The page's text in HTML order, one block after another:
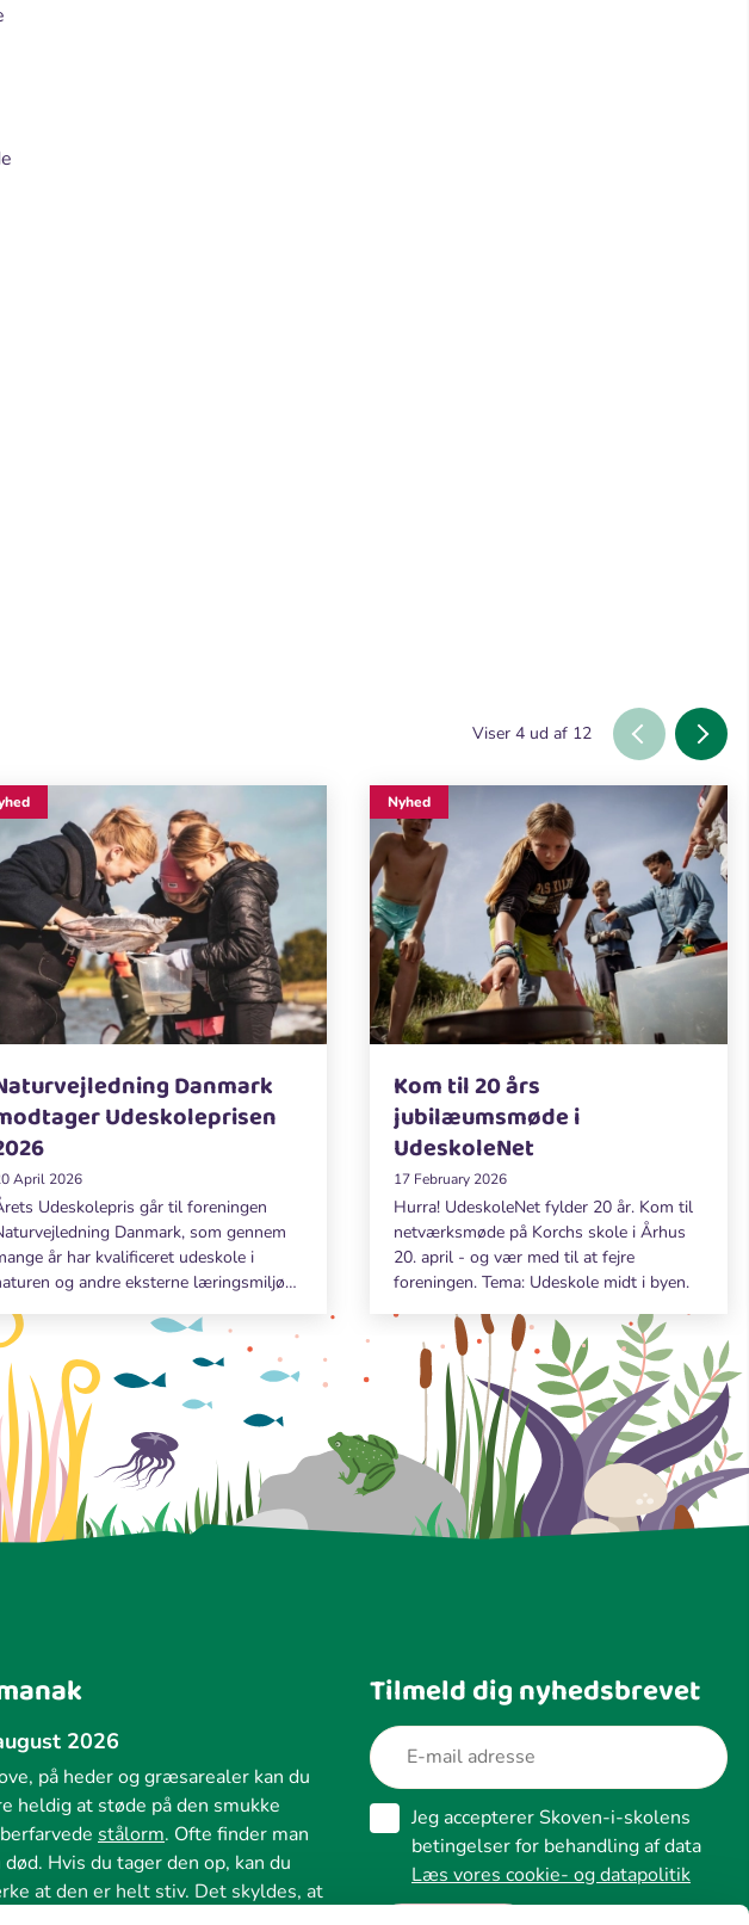
Viser 4ud af 12
Danmark
Udeskoleprisen
April 2026
Udeskolepris går til foreningen
Danmark, som gennem
år har kvalificeret udeskole i
og andre eksterne læringsmiljøer.
Med prisen følger et diplom og et
æbletræ.
Kom til 20 års
jubilæumsmøde i
UdeskoleNet
17 February 2026
Hurra! UdeskoleNet fylder 20 år. Kom til
netværksmøde på Korchs skole i Århus
20. april - og vær med til at fejre
foreningen. Tema: Udeskole midt i byen.
Nyhed
2026
på heder og græsarealer kan du
heldig at støde på den smukke
stålorm. Ofte finder man
død. Hvis du tager den op, kan du
at den er helt stiv. Det skyldes, at
Tilmeld dig nyhedsbrevet
Jeg accepterer Skoven-i-skolens
betingelser for behandling af data
Læs vores cookie- og datapolitik